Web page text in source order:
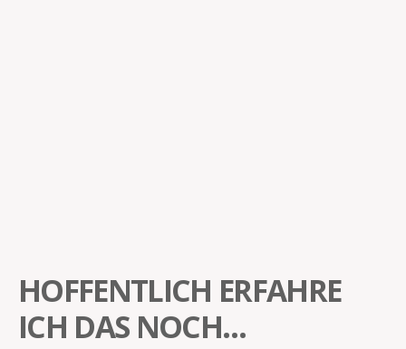
HOFFENTLICH ERFAHRE
ICH DAS NOCH…